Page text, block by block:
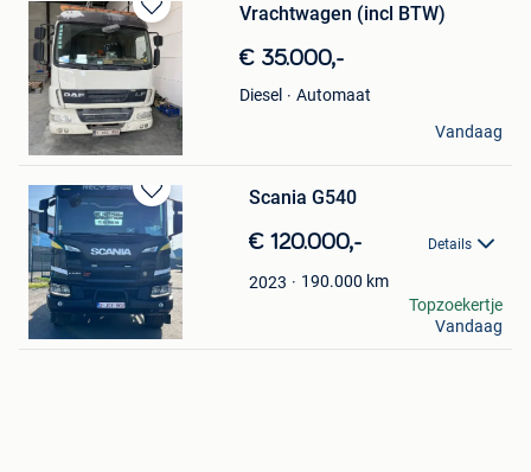
Bewaren
in
Mijn
Favorieten
Vrachtwagen (incl BTW)
€ 35.000,-
Diesel
Automaat
Simge
Zele+Deel Lokeren
Vandaag
Bewaren
in
Mijn
Favorieten
Scania G540
€ 120.000,- Details
2023 190.000 km
Koziel
Herstal
Topzoekertje
Vandaag